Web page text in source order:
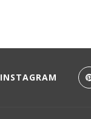
INSTAGRAM